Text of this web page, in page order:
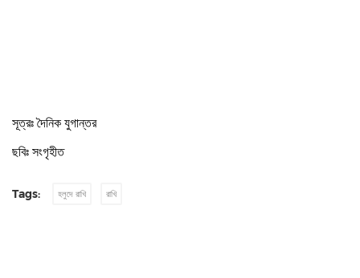
সূত্রঃ দৈনিক যুগান্তর
ছবিঃ সংগৃহীত
Tags: হলুদে রাখি রাখি